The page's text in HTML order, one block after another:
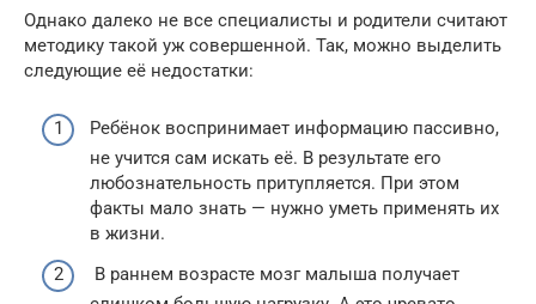
Однако далеко не все специалисты и родители считают
методику такой уж совершенной. Так, можно выделить
следующие её недостатки:
Ребёнок воспринимает информацию пассивно,
не учится сам искать её. В результате его
любознательность притупляется. При этом
факты мало знать — нужно уметь применять их
в жизни.
В раннем возрасте мозг малыша получает